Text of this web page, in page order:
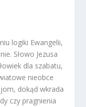
logiki Ewangelii,
Słowo Jezusa
dla szabatu,
nieobce
dokąd wkrada
czy pragnienia